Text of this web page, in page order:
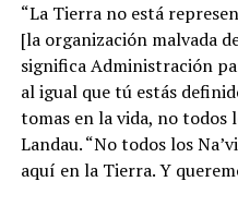
“La Tierra no está
[la organización malvada
significa Administración
al igual que tú estás
tomas en la vida, no todos
Landau. “No todos los
aquí en la Tierra. Y